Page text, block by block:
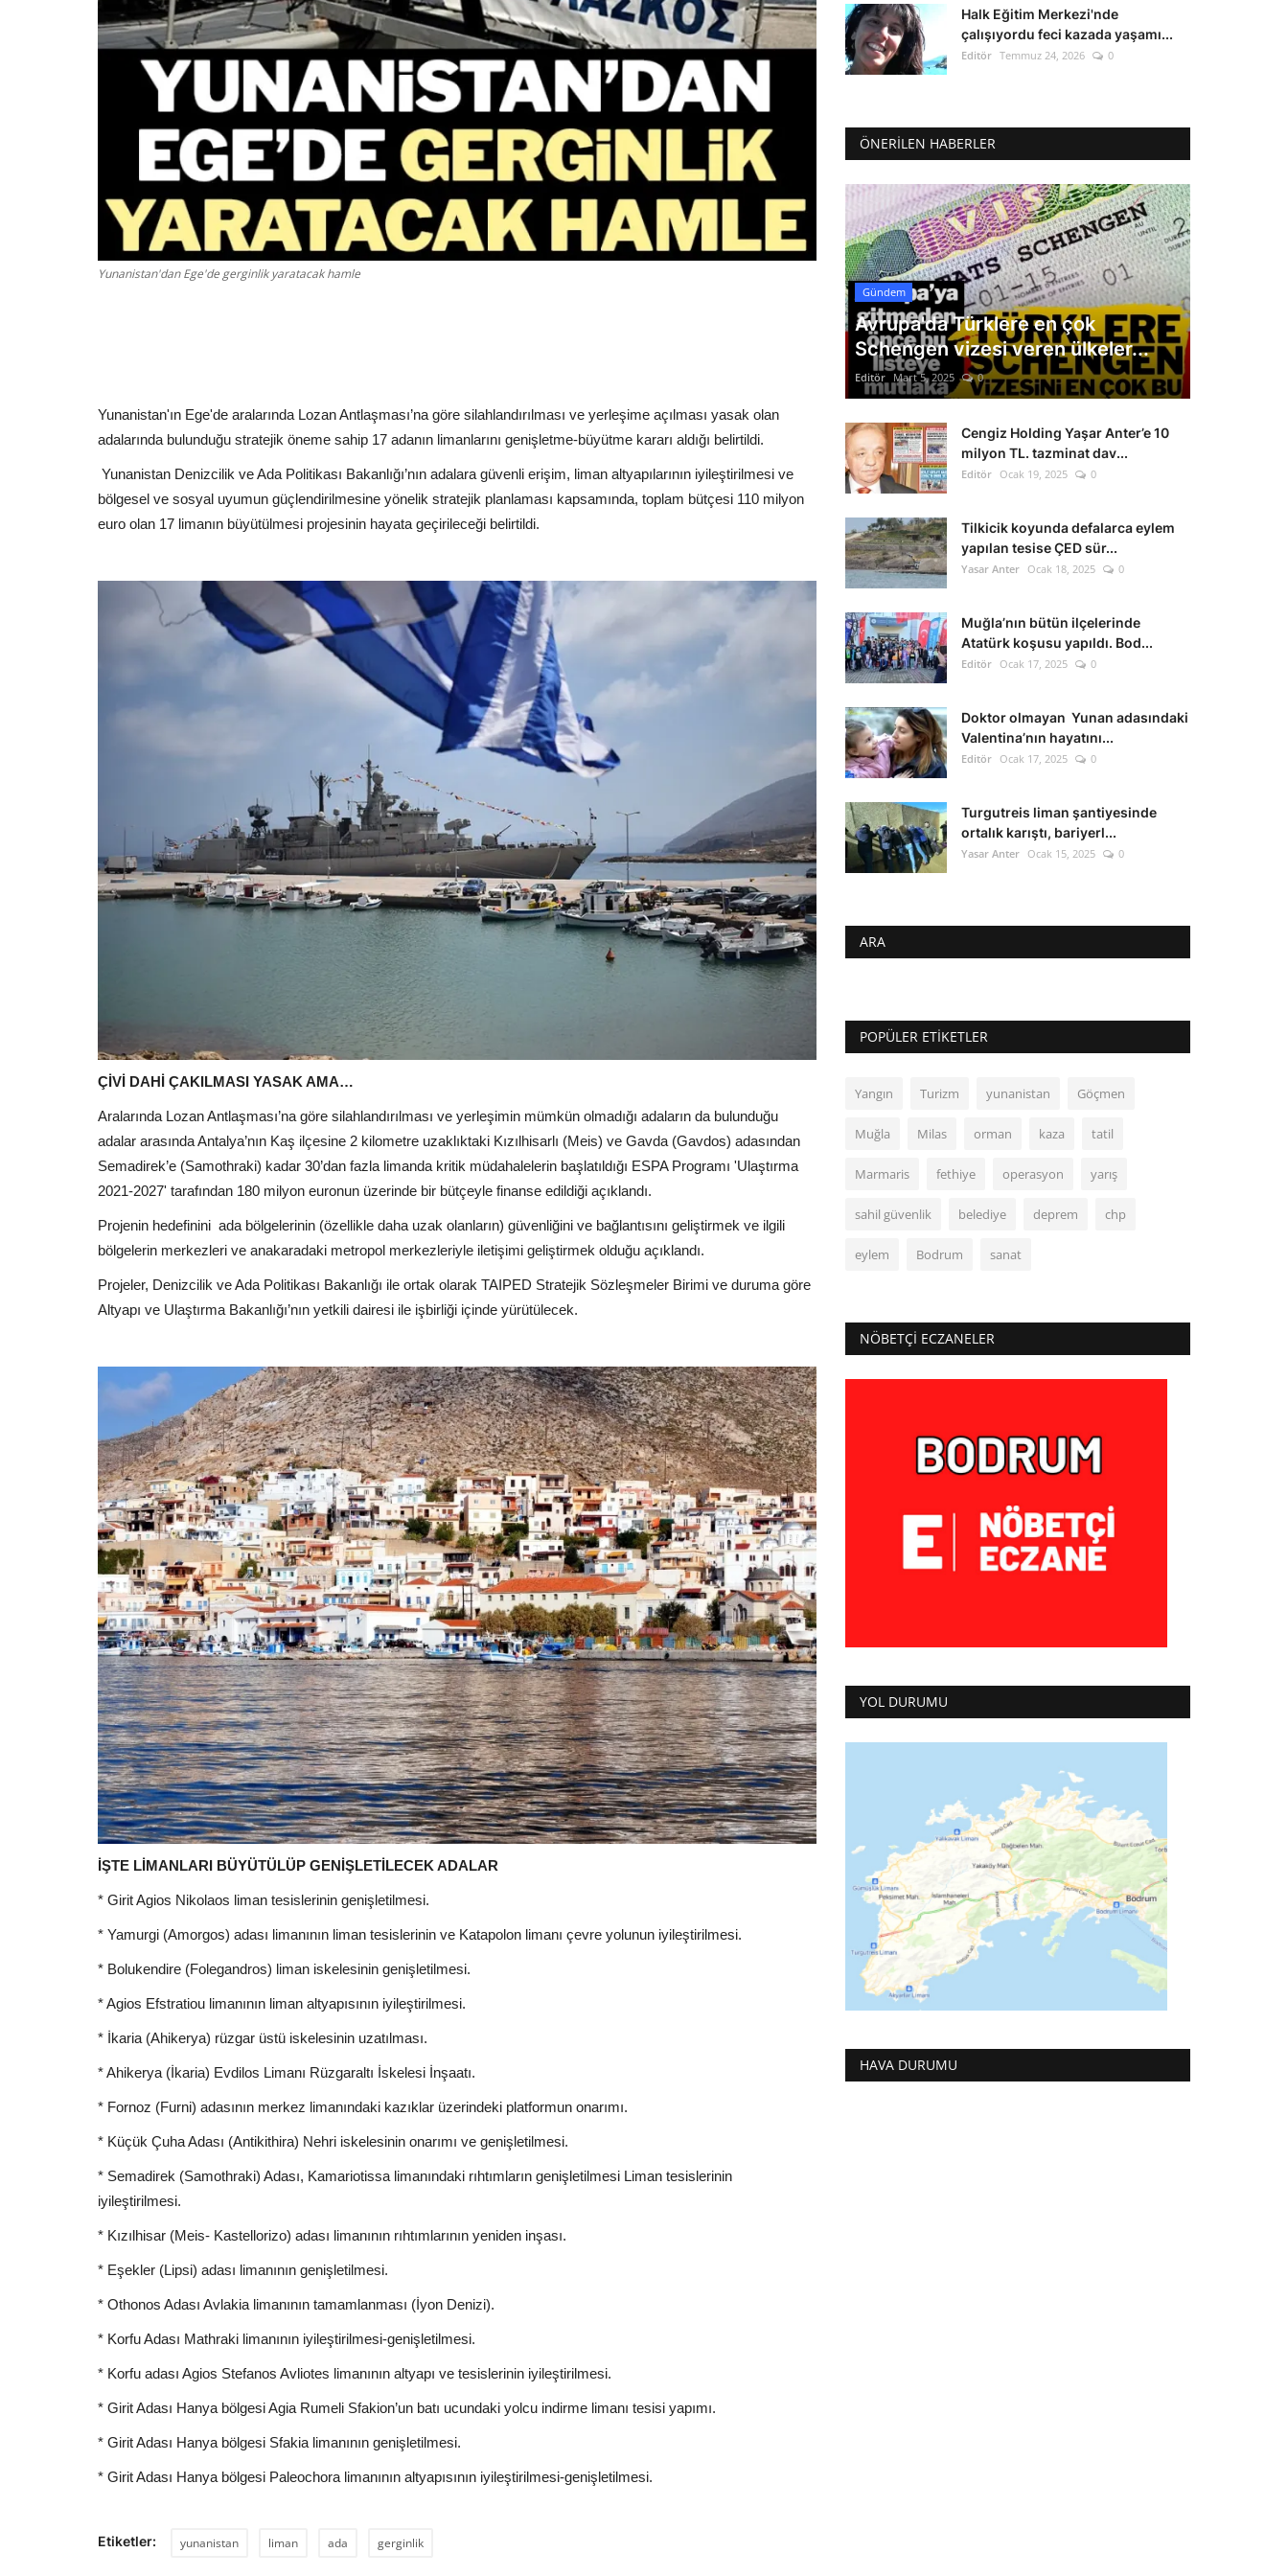
Yunanistan'dan Ege'de gerginlik yaratacak hamle
Yunanistan'ın Ege'de aralarında Lozan Antlaşması’na göre silahlandırılması ve yerleşime açılması yasak olan
adalarında bulunduğu stratejik öneme sahip 17 adanın limanlarını genişletme-büyütme kararı aldığı belirtildi.
Yunanistan Denizcilik ve Ada Politikası Bakanlığı’nın adalara güvenli erişim, liman altyapılarının iyileştirilmesi ve
bölgesel ve sosyal uyumun güçlendirilmesine yönelik stratejik planlaması kapsamında, toplam bütçesi 110 milyon
euro olan 17 limanın büyütülmesi projesinin hayata geçirileceği belirtildi.
ÇİVİ DAHİ ÇAKILMASI YASAK AMA…
Aralarında Lozan Antlaşması’na göre silahlandırılması ve yerleşimin mümkün olmadığı adaların da bulunduğu
adalar arasında Antalya’nın Kaş ilçesine 2 kilometre uzaklıktaki Kızılhisarlı (Meis) ve Gavda (Gavdos) adasından
Semadirek’e (Samothraki) kadar 30’dan fazla limanda kritik müdahalelerin başlatıldığı ESPA Programı 'Ulaştırma
2021-2027' tarafından 180 milyon euronun üzerinde bir bütçeyle finanse edildiği açıklandı.
Projenin hedefinini ada bölgelerinin (özellikle daha uzak olanların) güvenliğini ve bağlantısını geliştirmek ve ilgili
bölgelerin merkezleri ve anakaradaki metropol merkezleriyle iletişimi geliştirmek olduğu açıklandı.
Projeler, Denizcilik ve Ada Politikası Bakanlığı ile ortak olarak TAIPED Stratejik Sözleşmeler Birimi ve duruma göre
Altyapı ve Ulaştırma Bakanlığı’nın yetkili dairesi ile işbirliği içinde yürütülecek.
İŞTE LİMANLARI BÜYÜTÜLÜP GENİŞLETİLECEK ADALAR
* Girit Agios Nikolaos liman tesislerinin genişletilmesi.
* Yamurgi (Amorgos) adası limanının liman tesislerinin ve Katapolon limanı çevre yolunun iyileştirilmesi.
* Bolukendire (Folegandros) liman iskelesinin genişletilmesi.
* Agios Efstratiou limanının liman altyapısının iyileştirilmesi.
* İkaria (Ahikerya) rüzgar üstü iskelesinin uzatılması.
* Ahikerya (İkaria) Evdilos Limanı Rüzgaraltı İskelesi İnşaatı.
* Fornoz (Furni) adasının merkez limanındaki kazıklar üzerindeki platformun onarımı.
* Küçük Çuha Adası (Antikithira) Nehri iskelesinin onarımı ve genişletilmesi.
* Semadirek (Samothraki) Adası, Kamariotissa limanındaki rıhtımların genişletilmesi Liman tesislerinin
iyileştirilmesi.
* Kızılhisar (Meis- Kastellorizo) adası limanının rıhtımlarının yeniden inşası.
* Eşekler (Lipsi) adası limanının genişletilmesi.
* Othonos Adası Avlakia limanının tamamlanması (İyon Denizi).
* Korfu Adası Mathraki limanının iyileştirilmesi-genişletilmesi.
* Korfu adası Agios Stefanos Avliotes limanının altyapı ve tesislerinin iyileştirilmesi.
* Girit Adası Hanya bölgesi Agia Rumeli Sfakion’un batı ucundaki yolcu indirme limanı tesisi yapımı.
* Girit Adası Hanya bölgesi Sfakia limanının genişletilmesi.
* Girit Adası Hanya bölgesi Paleochora limanının altyapısının iyileştirilmesi-genişletilmesi.
Etiketler: yunanistan liman ada gerginlik
Halk Eğitim Merkezi'nde
çalışıyordu feci kazada yaşamı...
Editör Temmuz 24, 2026 0
ÖNERILEN HABERLER
Gündem
Avrupa'da Türklere en çok
Schengen vizesi veren ülkeler...
Editör Mart 5, 2025 0
Cengiz Holding Yaşar Anter’e 10
milyon TL. tazminat dav...
Editör Ocak 19, 2025 0
Tilkicik koyunda defalarca eylem
yapılan tesise ÇED sür...
Yasar Anter Ocak 18, 2025 0
Muğla’nın bütün ilçelerinde
Atatürk koşusu yapıldı. Bod...
Editör Ocak 17, 2025 0
Doktor olmayan Yunan adasındaki
Valentina’nın hayatını...
Editör Ocak 17, 2025 0
Turgutreis liman şantiyesinde
ortalık karıştı, bariyerl...
Yasar Anter Ocak 15, 2025 0
ARA
POPÜLER ETIKETLER
Yangın Turizm yunanistan Göçmen
Muğla Milas orman kaza tatil
Marmaris fethiye operasyon yarış
sahil güvenlik belediye deprem chp
eylem Bodrum sanat
NÖBETÇI ECZANELER
YOL DURUMU
HAVA DURUMU